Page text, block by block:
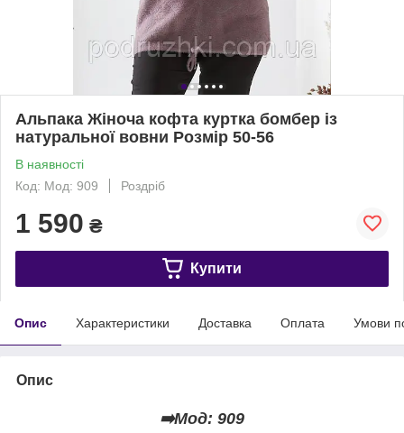
Альпака Жіноча кофта куртка бомбер із
натуральної вовни Розмір 50-56
В наявності
Код: Мод: 909
Роздріб
1 590 ₴
Купити
Опис Характеристики Доставка Оплата Умови
Опис
➡️Мод: 909